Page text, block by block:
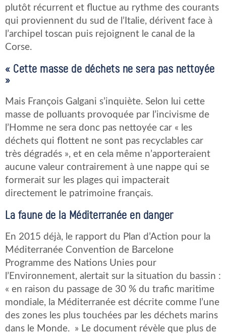
plutôt récurrent et fluctue au rythme des courants
qui proviennent du sud de l’Italie, dérivent face à
l’archipel toscan puis rejoignent le canal de la
Corse.
« Cette masse de déchets ne sera pas nettoyée
»
Mais François Galgani s’inquiète. Selon lui cette
masse de polluants provoquée par l’incivisme de
l’Homme ne sera donc pas nettoyée car « les
déchets qui flottent ne sont pas recyclables car
très dégradés », et en cela même n’apporteraient
aucune valeur contrairement à une nappe qui se
formerait sur les plages qui impacterait
directement le patrimoine français.
La faune de la Méditerranée en danger
En 2015 déjà, le rapport du Plan d’Action pour la
Méditerranée Convention de Barcelone
Programme des Nations Unies pour
l’Environnement, alertait sur la situation du bassin :
« en raison du passage de 30 % du trafic maritime
mondiale, la Méditerranée est décrite comme l’une
des zones les plus touchées par les déchets marins
dans le Monde. » Le document révèle que plus de